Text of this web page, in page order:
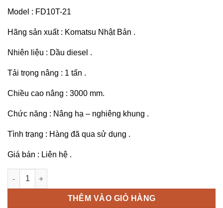
Model : FD10T-21
Hãng sản xuất : Komatsu Nhật Bản .
Nhiên liệu : Dầu diesel .
Tải trọng nâng : 1 tấn .
Chiều cao nâng : 3000 mm.
Chức năng : Nâng hạ – nghiêng khung .
Tình trạng : Hàng đã qua sử dụng .
Giá bán : Liên hệ .
Xe nâng Komatsu 1 tấn FD10T-21 số lượng
THÊM VÀO GIỎ HÀNG